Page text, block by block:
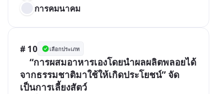
การคมนาคม
# 10 เลือกประเภท
จากธรรมชาติมาใช้ให้เกิดประโยชน์” จัด
เป็นการเลี้ยงสัตว์